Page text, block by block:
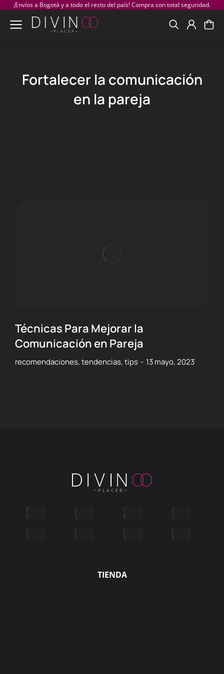
¡Envíos a Bogotá y a todo el resto del país! Compra con total seguridad.
Fortalecer la comunicación
en la pareja
Técnicas Para Mejorar la
Comunicación en Pareja
recomendaciones,tendencias,tips 13 mayo, 2023
TIENDA